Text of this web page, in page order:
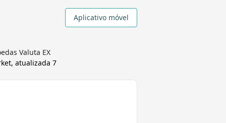
Aplicativo móvel
Valuta EX
atualizada 7